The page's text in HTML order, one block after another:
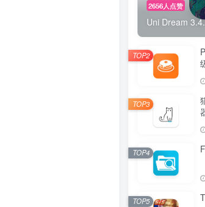
2656人点赞
Uni Dream
TOP2
TOP3
TOP4
TOP5